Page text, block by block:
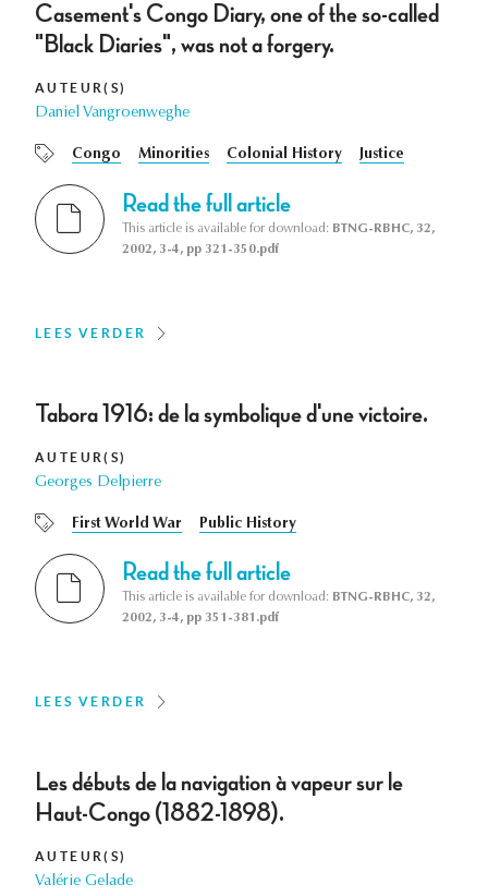
Casement's Congo Diary, one of the so-called
"Black Diaries", was not a forgery.
AUTEUR(S)
Daniel Vangroenweghe
Congo Minorities Colonial History Justice
Read the full article
This article is available for download: BTNG-RBHC, 32,
2002, 3-4, pp 321-350.pdf
LEES VERDER
Tabora 1916: de la symbolique d'une victoire.
AUTEUR(S)
Georges Delpierre
First World War Public History
Read the full article
This article is available for download: BTNG-RBHC, 32,
2002, 3-4, pp 351-381.pdf
LEES VERDER
Les débuts de la navigation à vapeur sur le
Haut-Congo (1882-1898).
AUTEUR(S)
Valérie Gelade